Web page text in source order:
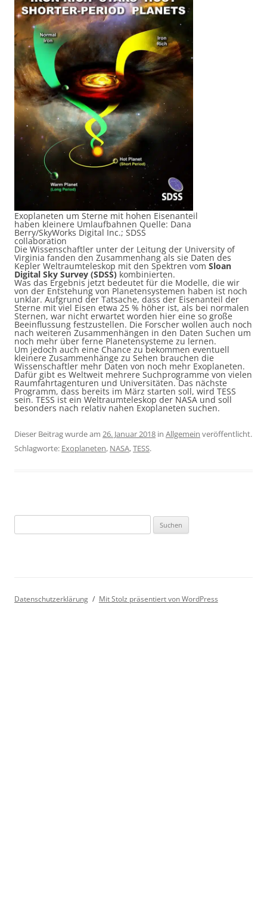
Exoplaneten um Sterne mit hohen Eisenanteil
haben kleinere Umlaufbahnen Quelle: Dana
Berry/SkyWorks Digital Inc.; SDSS
collaboration
Die Wissenschaftler unter der Leitung der University of
Virginia fanden den Zusammenhang als sie Daten des
Kepler Weltraumteleskop mit den Spektren vom Sloan
Digital Sky Survey (SDSS) kombinierten.
Was das Ergebnis jetzt bedeutet für die Modelle, die wir
von der Entstehung von Planetensystemen haben ist noch
unklar. Aufgrund der Tatsache, dass der Eisenanteil der
Sterne mit viel Eisen etwa 25 % höher ist, als bei normalen
Sternen, war nicht erwartet worden hier eine so große
Beeinflussung festzustellen. Die Forscher wollen auch noch
nach weiteren Zusammenhängen in den Daten Suchen um
noch mehr über ferne Planetensysteme zu lernen.
Um jedoch auch eine Chance zu bekommen eventuell
kleinere Zusammenhänge zu Sehen brauchen die
Wissenschaftler mehr Daten von noch mehr Exoplaneten.
Dafür gibt es Weltweit mehrere Suchprogramme von vielen
Raumfahrtagenturen und Universitäten. Das nächste
Programm, dass bereits im März starten soll, wird TESS
sein. TESS ist ein Weltraumteleskop der NASA und soll
besonders nach relativ nahen Exoplaneten suchen.
Dieser Beitrag wurde am 26. Januar 2018 in Allgemein veröffentlicht.
Schlagworte: Exoplaneten, NASA,TESS.
nach:
Datenschutzerklärung Mit Stolz präsentiert von WordPress